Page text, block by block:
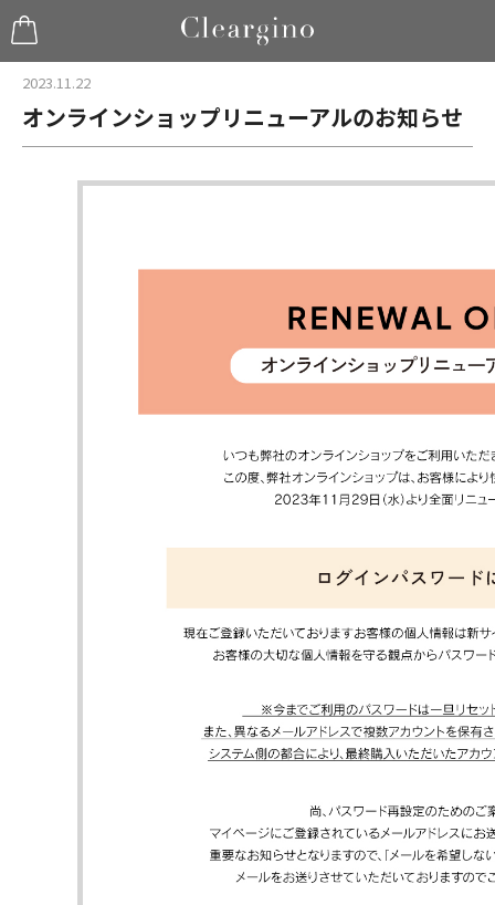
2023.11.22
オンラインショップリニューアルのお知らせ